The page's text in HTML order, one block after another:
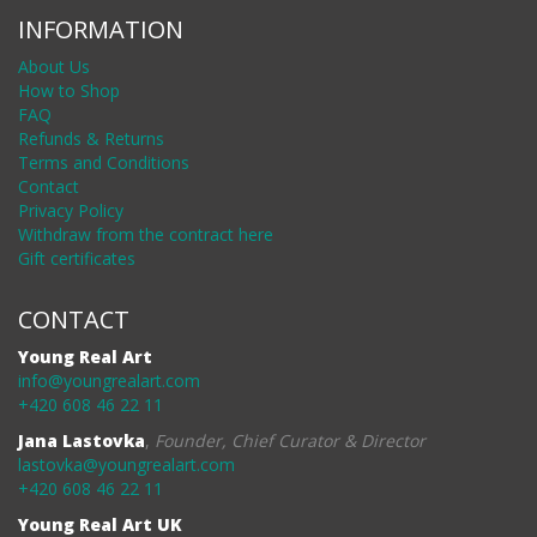
INFORMATION
About Us
How to Shop
FAQ
Refunds & Returns
Terms and Conditions
Contact
Privacy Policy
Withdraw from the contract here
Gift certificates
CONTACT
Young Real Art
info@youngrealart.com
+420 608 46 22 11
Jana Lastovka, Founder, Chief Curator & Director
lastovka@youngrealart.com
+420 608 46 22 11
Young Real Art UK